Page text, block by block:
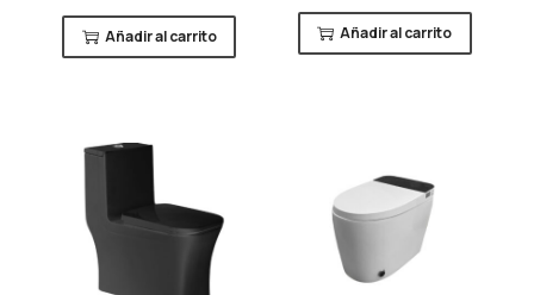
Añadir al carrito Añadir al carrito